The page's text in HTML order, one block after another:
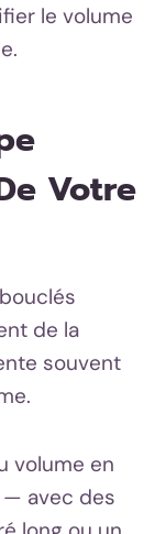
le volume
Votre
de la
souvent
volume en
avec des